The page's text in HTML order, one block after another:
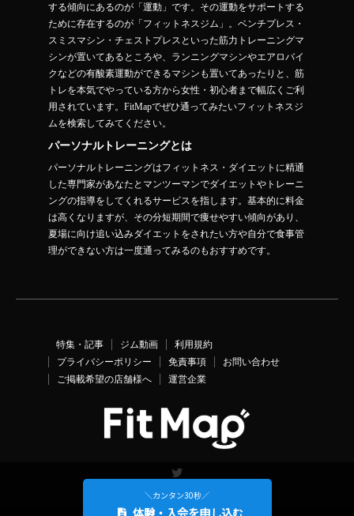
する傾向にあるのが「運動」です。その運動をサポートする
ために存在するのが「フィットネスジム」。ベンチプレス・
スミスマシン・チェストプレスといった筋力トレーニングマ
シンが置いてあるところや、ランニングマシンやエアロバイ
クなどの有酸素運動ができるマシンも置いてあったりと、筋
トレを本気でやっている方から女性・初心者まで幅広くご利
用されています。FitMapでぜひ通ってみたいフィットネスジ
ムを検索してみてください。
パーソナルトレーニングとは
パーソナルトレーニングはフィットネス・ダイエットに精通
した専門家があなたとマンツーマンでダイエットやトレーニ
ングの指導をしてくれるサービスを指します。基本的に料金
は高くなりますが、その分短期間で痩せやすい傾向があり、
夏場に向け追い込みダイエットをされたい方や自分で食事管
理ができない方は一度通ってみるのもおすすめです。
特集・記事 ジム動画
利用規約
プライバシーポリシー
免責事項
お問い合わせ
ご掲載希望の店舗様へ
運営企業
＼カンタン30秒／
体験・入会を申し込む